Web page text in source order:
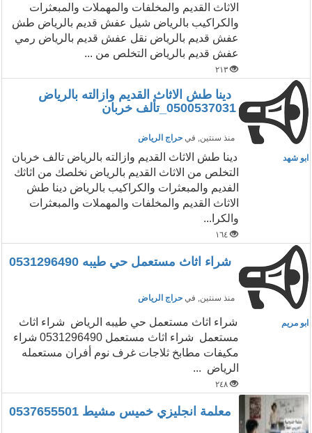
الاثاث القديم والمخلفات والمهملات والمبعثرات
والكراكيب بالرياض شيل عفش قديم بالرياض طش
عفش قديم بالرياض نقل عفش قديم بالرياض رمي
عفش قديم بالرياض التخلص من ...
٢١٣
دينا طش الاثاث القديم وازالته بالرياض
0500537031_تألف خربان
منذ سنتين, في حراج الرياض
ابو شهد
دينا طش الاثاث القديم وازالته بالرياض تالف خربان
التخلص من الاثاث القديم بالرياض نخلصك من اثاثك
الفديم والمبعثرات والكراكيب بالرياض دينا طش
الاثاث القديم والمخلفات والمهملات والمبعثرات
والكرا...
١٦٤
شراء اثاث مستعمل حي طيبه 0531296490
منذ سنتين, في حراج الرياض
ابو مريم
شراء اثاث مستعمل حي طيبه الرياض شراء اثاث
مستعمل شراء اثاث مستعمل 0531296490 شراء
مكيفات مطابخ ثلاجات غرف نوم أفران مستعمله
الرياض ...
٢٤٨
معلمة انجليزي خميس مشيط 0537655501